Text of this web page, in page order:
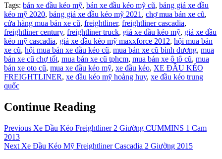
Tags: bán xe đầu kéo mỹ, bán xe đầu kéo mỹ cũ, bảng giá xe đầu
kéo mỹ 2020, bảng giá xe đầu kéo mỹ 2021 , chợ mua bán xe cũ,
cửa hàng mua bán xe cũ, freightliner, freightliner cascadia,
freightliner century, freightliner truck, giá xe đầu kéo mỹ, giá xe đầu
kéo mỹ cascadia, giá xe đầu kéo mỹ maxxforce 2012, hội mua bán
xe cũ, hội mua bán xe đầu kéo cũ, mua bán xe cũ bình dương, mua
bán xe cũ chợ tốt, mua bán xe cũ tphcm, mua bán xe ô tô cũ, mua
bán xe oto cũ, mua xe đầu kéo mỹ, xe đầu kéo, XE ĐẦU KÉO
FREIGHTLINER, xe đầu kéo mỹ hoàng huy, xe đầu kéo trung
quốc
Continue Reading
Previous Xe Đầu Kéo Freightliner 2 Giường CUMMINS 1 Cam
2013
Next Xe Đầu Kéo Mỹ Freightliner Cascadia 2 Giường 2015